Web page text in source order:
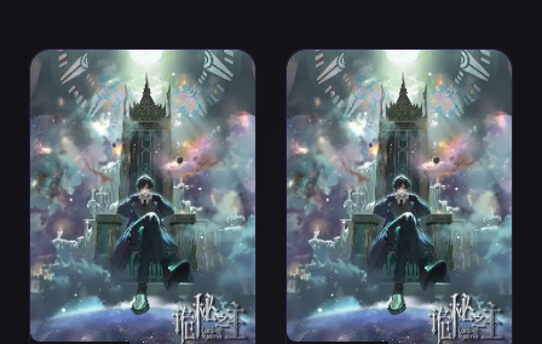
Ver Guimi Zhi Zhu: Xiaochou Pian Episodio 1
Ver Guimi Zhi Zhu: